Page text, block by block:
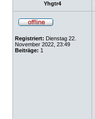
Yhgtr4
Registriert: Dienstag 22.
November 2022, 23:49
Beiträge: 1